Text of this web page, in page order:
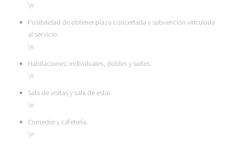
\n
Posibilidad de obtener plaza concertada y subvención vinculada
al servicio.
\n
Habitaciones: individuales, dobles y suites.
\n
Sala de visitas y sala de estar.
\n
Comedor y cafetería.
\n